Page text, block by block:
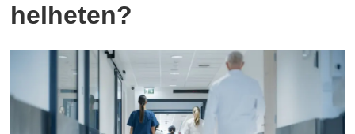
helheten?